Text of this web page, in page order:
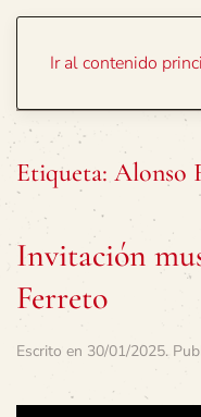
Ir al contenido
Etiqueta: Alonso
Invitación
Ferreto
Escrito en 30/01/2025.